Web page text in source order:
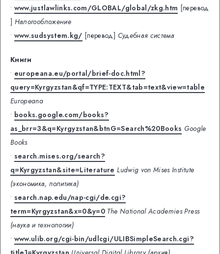
• www.justlawlinks.com/GLOBAL/global/zkg.htm [перевод
] Налогообложение
• www.sudsystem.kg/ [перевод] Судебная система
Книги
• europeana.eu/portal/brief-doc.html?
query=Kyrgyzstan&qf=TYPE:TEXT&tab=text&view=table
Europeana
• books.google.com/books?
as_brr=3&q=Kyrgyzstan&btnG=Search%20Books Google
Books
• search.mises.org/search?
q=Kyrgyzstan&site=Literature Ludwig von Mises Institute
(экономика, политика)
• search.nap.edu/nap-cgi/de.cgi?
term=Kyrgyzstan&x=0&y=0 The National Academies Press
(наука и технологии)
• www.ulib.org/cgi-bin/udlcgi/ULIBSimpleSearch.cgi?